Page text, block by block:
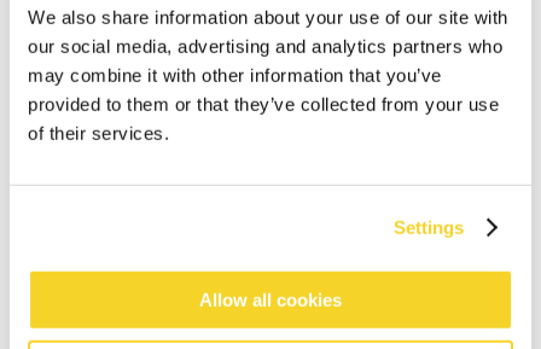
We also share information about your use of our site with
our social media, advertising and analytics partners who
may combine it with other information that you’ve
provided to them or that they’ve collected from your use
of their services.
Settings
Allow all cookies
worden geplaatst, worden dezelfde dag verzonden
Gratis verzending voor orders boven € 50,- binnen
NL